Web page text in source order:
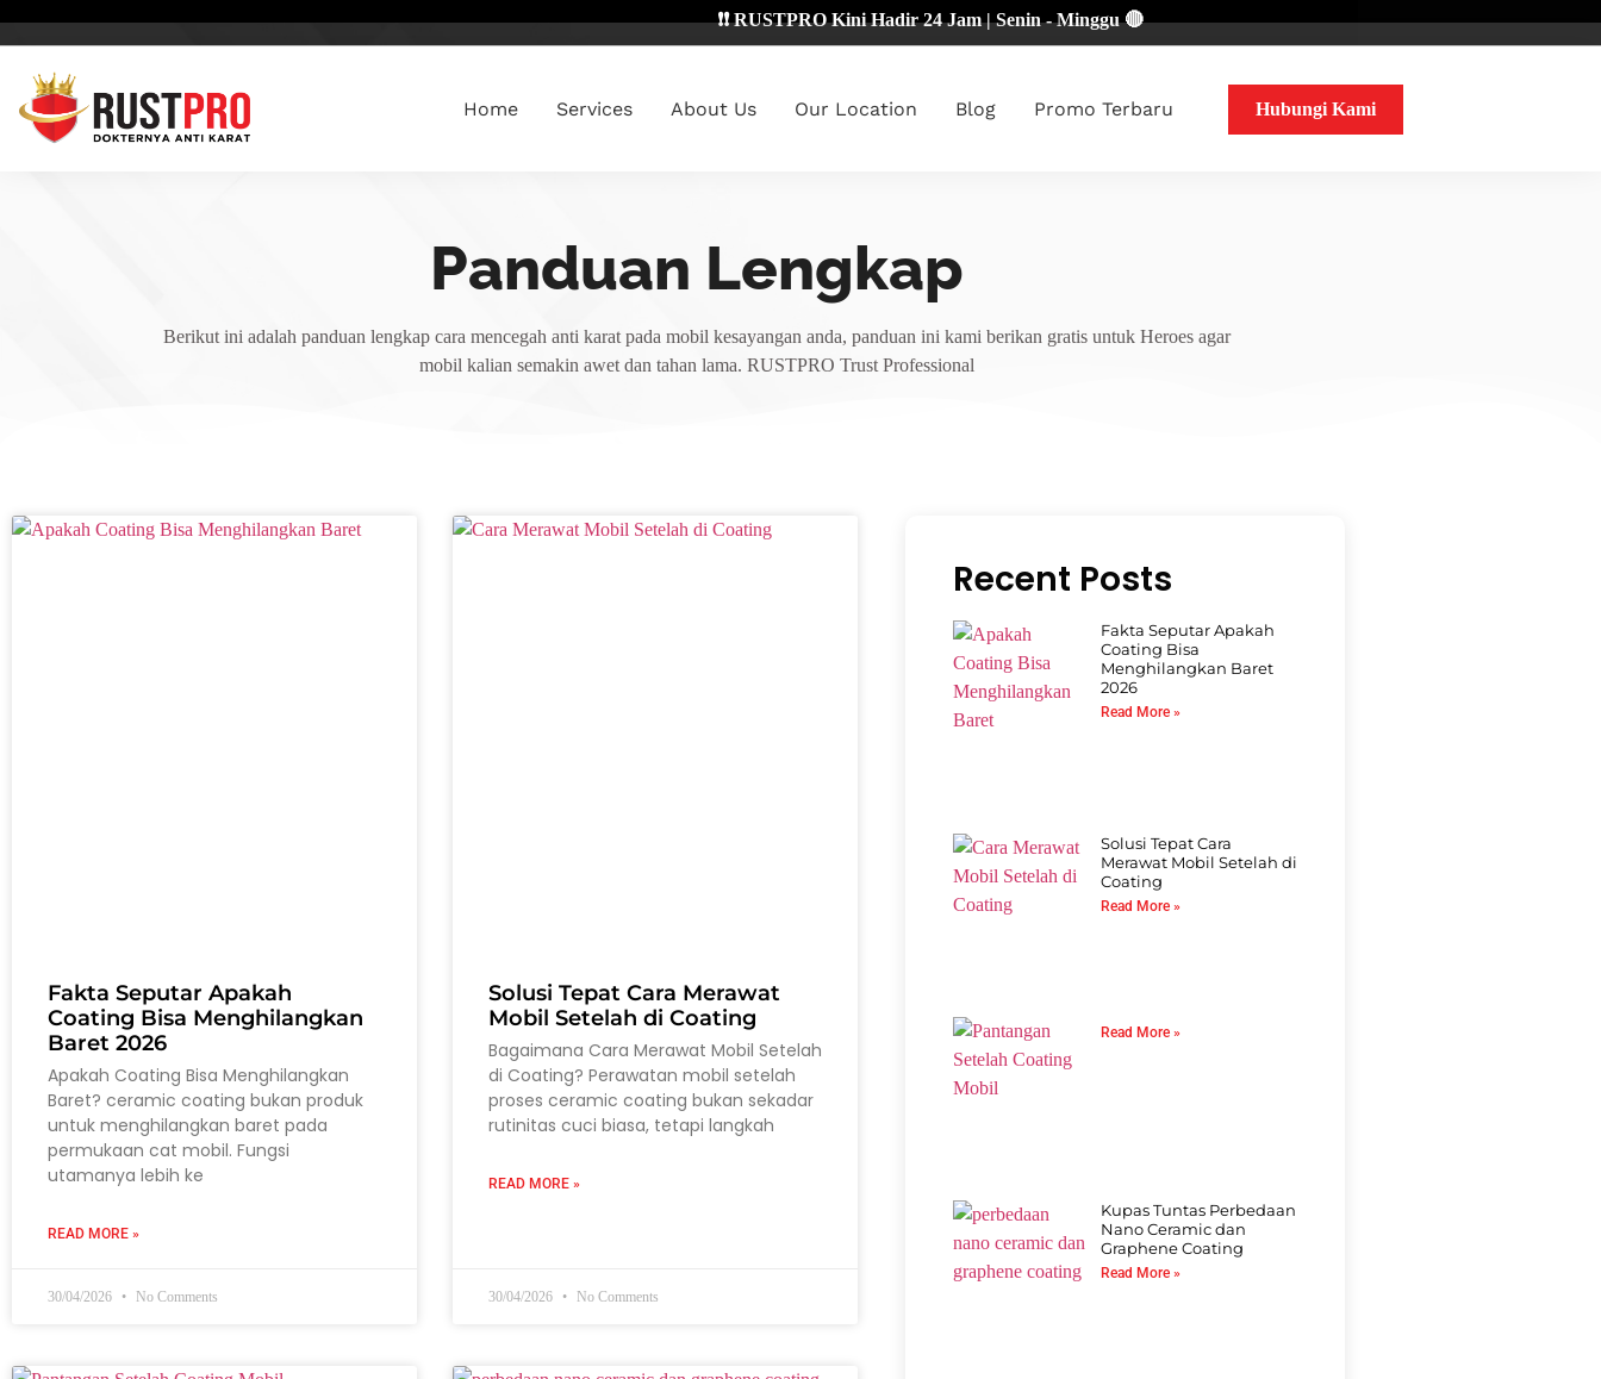
❗❗ RUSTPRO Kini Hadir 24 Jam | Senin - Minggu 🔴
Home Services About Us Our Location Blog Promo Terbaru Hubungi Kami
Panduan Lengkap
Berikut ini adalah panduan lengkap cara mencegah anti karat pada mobil kesayangan anda, panduan ini kami berikan gratis untuk Heroes agar
mobil kalian semakin awet dan tahan lama. RUSTPRO Trust Professional
Fakta Seputar Apakah
Coating Bisa Menghilangkan
Baret 2026
Apakah Coating Bisa Menghilangkan
Baret? ceramic coating bukan produk
untuk menghilangkan baret pada
permukaan cat mobil. Fungsi
utamanya lebih ke
READ MORE »
30/04/2026 No Comments
Solusi Tepat Cara Merawat
Mobil Setelah di Coating
Bagaimana Cara Merawat Mobil Setelah
di Coating? Perawatan mobil setelah
proses ceramic coating bukan sekadar
rutinitas cuci biasa, tetapi langkah
READ MORE »
30/04/2026 No Comments
Recent Posts
Fakta Seputar Apakah
Coating Bisa
Menghilangkan Baret
2026
Read More »
Solusi Tepat Cara
Merawat Mobil Setelah di
Coating
Read More »
Read More »
Kupas Tuntas Perbedaan
Nano Ceramic dan
Graphene Coating
Read More »